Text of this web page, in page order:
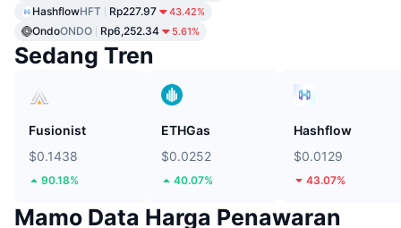
HashflowHFT Rp227.97 43.42%
OndoONDO Rp6,252.34 5.61%
Sedang Tren
Fusionist
$0.1438
90.18%
ETHGas
$0.0252
40.07%
Hashflow
$0.0129
43.07%
Mamo Data Harga Penawaran